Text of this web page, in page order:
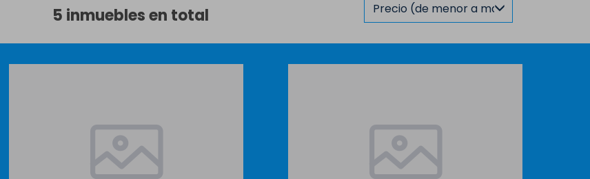
5 inmuebles en total Precio (de menor a mayor)